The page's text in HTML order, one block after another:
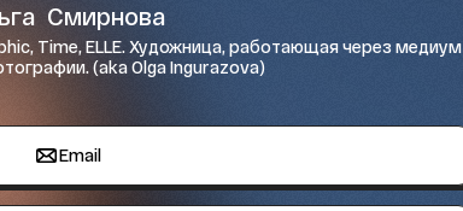
Смирнова
Time, ELLE. Художница, работающая через медиум
(aka Olga Ingurazova)
Email